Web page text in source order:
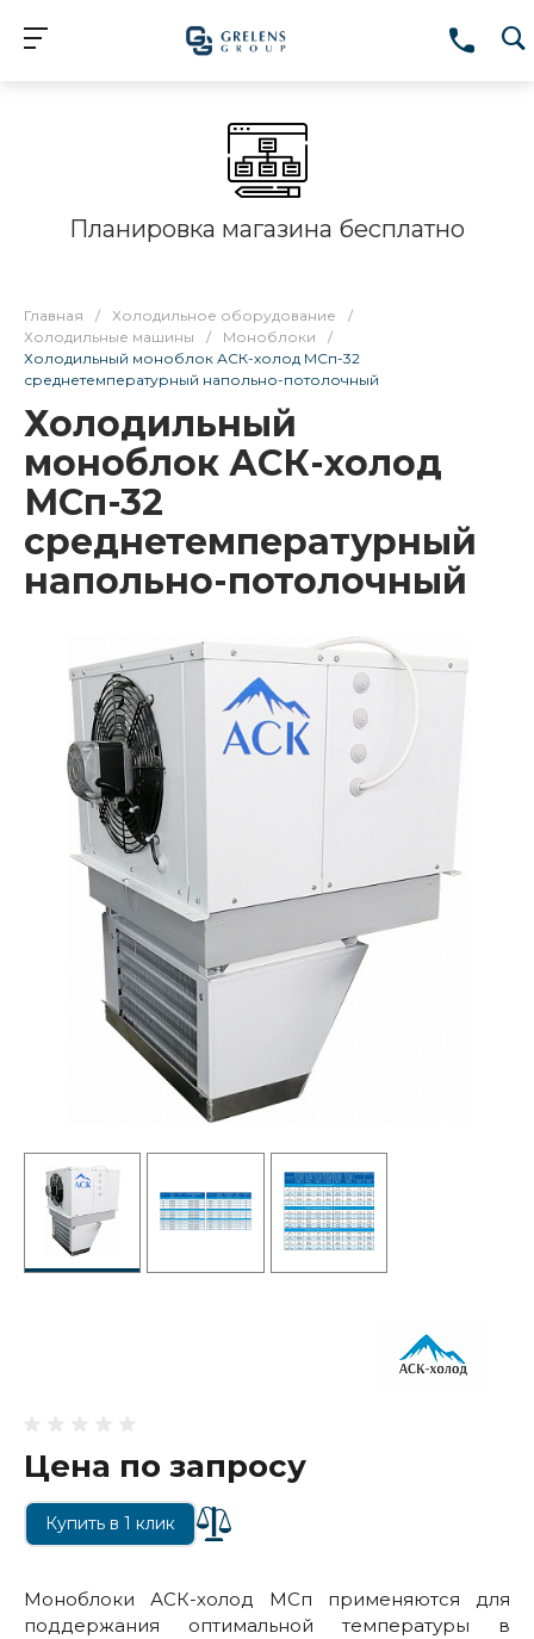
Планировка магазина бесплатно
Главная / Холодильное оборудование
/
Холодильные машины
/ Моноблоки
/
Холодильный моноблок АСК-холод МСп-32
среднетемпературный напольно-потолочный
Холодильный
моноблок АСК-холод
МСп-32
среднетемпературный
напольно-потолочный
Цена по запросу
Купить в 1 клик
Моноблоки АСК-холод МСп применяются для
поддержания оптимальной температуры в